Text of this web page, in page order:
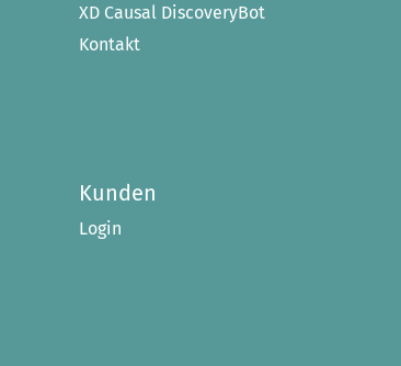
XD Causal DiscoveryBot
Kontakt
Kunden
Login